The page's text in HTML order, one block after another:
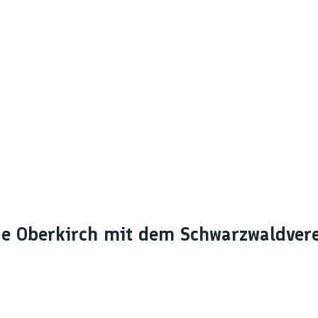
Oberkirch mit dem